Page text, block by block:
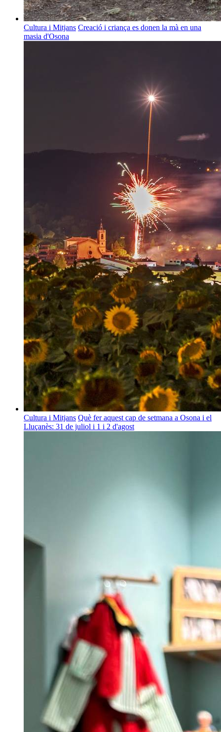
Cultura i Mitjans Creació i criança es donen la mà en una
masia d'Osona
Cultura i Mitjans Què fer aquest cap de setmana a Osona i el
Lluçanès: 31 de juliol i 1 i 2 d'agost